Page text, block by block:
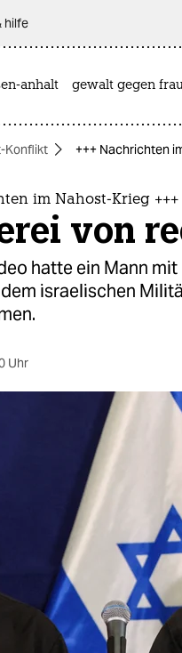
hilfe
anhalt gewalt gegen
Konflikt +++ Nachrichten
im Nahost-Krieg +++
von
hatte ein Mann
israelischen
Uhr